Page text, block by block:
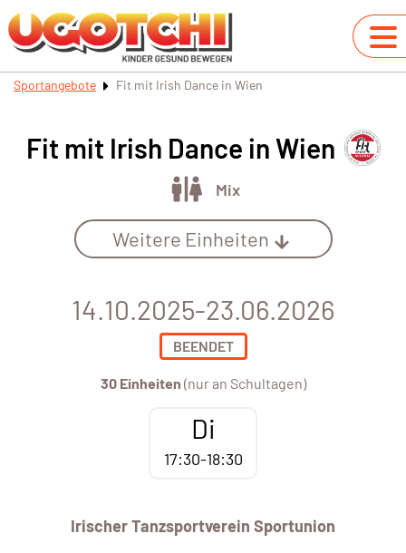
Sportangebote Fit mit Irish Dance in Wien
Fit mit Irish Dance in Wien
Mix
Weitere Einheiten
14.10.2025-23.06.2026
BEENDET
30 Einheiten (nur an Schultagen)
Di
17:30-18:30
Irischer Tanzsportverein Sportunion